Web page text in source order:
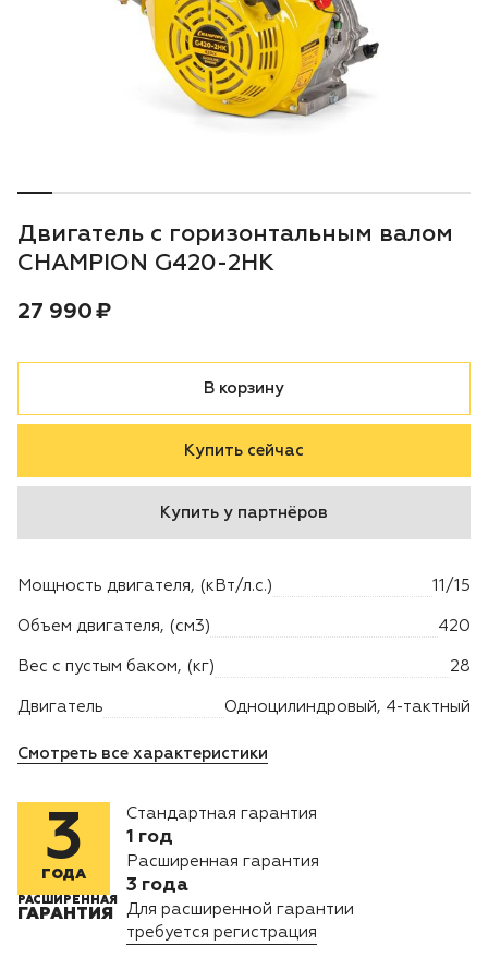
Генераторы
Скарификаторы
Мотопомпы
Подметальные машины
Строительная техника
Культиваторы
Аксессуары
Снегоотбрасыватели
Садовые ножницы
Техника PRO
Дровоколы
Станки заточные
Двигатель с горизонтальным валом
CHAMPION G420-2HK
В корзину
Купить сейчас
Купить у партнёров
Мощность двигателя, (кВт/л.с.) 11/15
Объем двигателя, (см3) 420
Вес с пустым баком, (кг) 28
Двигатель Одноцилиндровый, 4-тактный
Смотреть все характеристики
3
ГОДА
РАСШИРЕННАЯ
ГАРАНТИЯ
Стандартная гарантия
1 год
Расширенная гарантия
3 года
Для расширенной гарантии
требуется регистрация
Цена:
27 990 ₽рублей